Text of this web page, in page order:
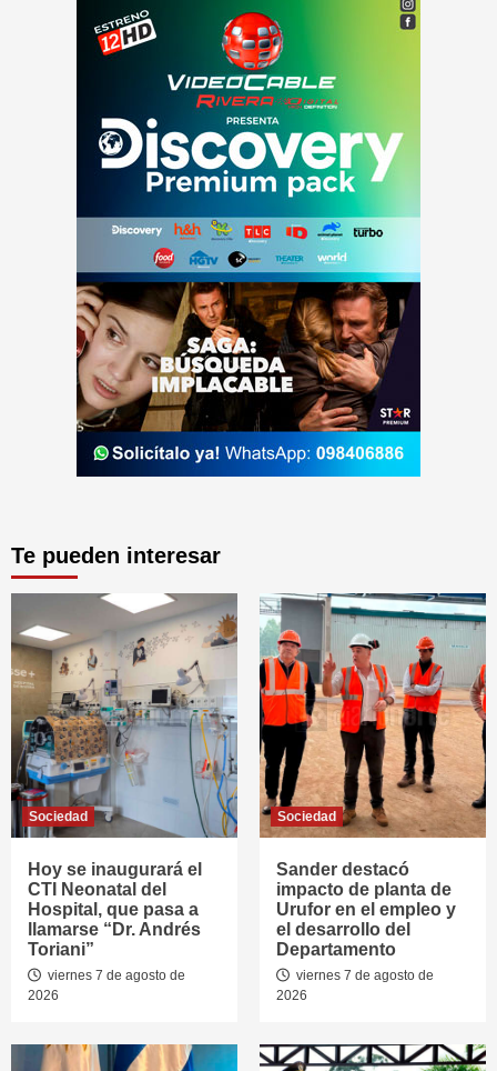
Te pueden interesar
Sociedad
Hoy se inaugurará el
CTI Neonatal del
Hospital, que pasa a
llamarse “Dr. Andrés
Toriani”
viernes 7 de agosto de
2026
Sociedad
Sander destacó
impacto de planta de
Urufor en el empleo y
el desarrollo del
Departamento
viernes 7 de agosto de
2026